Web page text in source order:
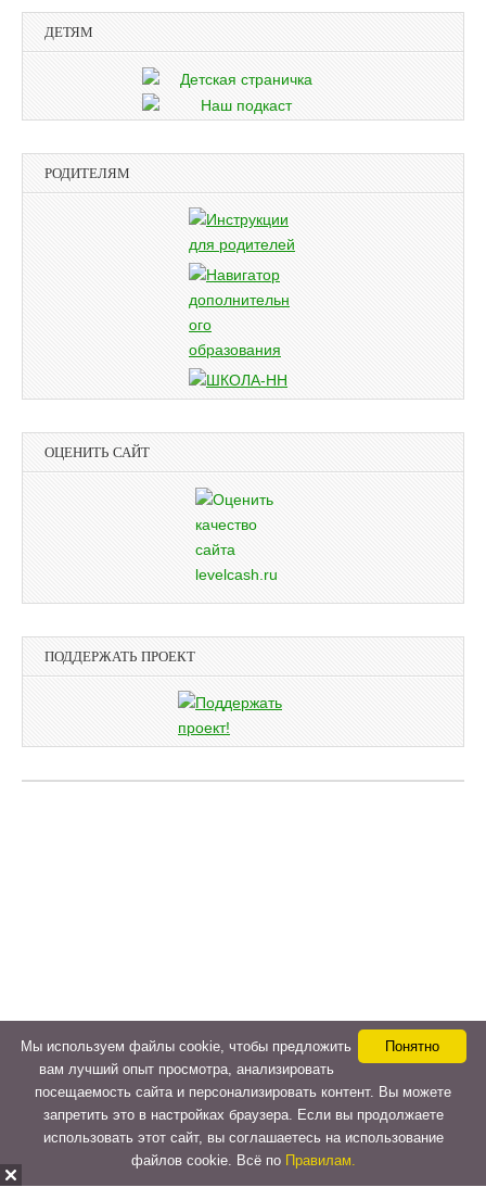
ДЕТЯМ
РОДИТЕЛЯМ
ОЦЕНИТЬ САЙТ
ПОДДЕРЖАТЬ ПРОЕКТ
Понятно
Мы используем файлы cookie, чтобы предложить
вам лучший опыт просмотра, анализировать
посещаемость сайта и персонализировать контент. Вы можете
запретить это в настройках браузера. Если вы продолжаете
использовать этот сайт, вы соглашаетесь на использование
файлов cookie. Всё по Правилам.